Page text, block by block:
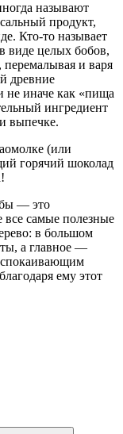
называют
продукт,
Кто-то называет
виде целых бобов,
перемалывая и варя
древние
не иначе как «пища
ингредиент
выпечке.
(или
горячий шоколад
— это
все самые полезные
в большом
а главное —
ему этот